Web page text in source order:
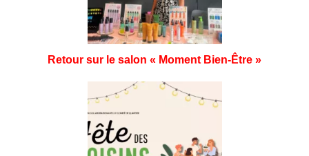
Retour sur le salon « Moment Bien-Être »